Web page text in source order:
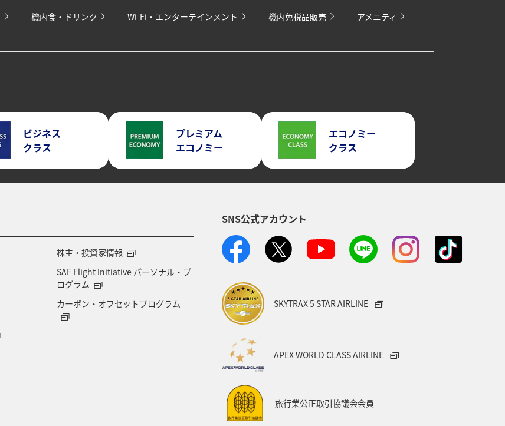
機内食・ドリンク Wi-Fi・エンターテインメント 機内免税品販売 アメニティ
ビジネス
クラス
プレミアム
エコノミー
エコノミー
クラス
株主・投資家情報
SAF Flight Initiative パーソナル・プ
ログラム
カーボン・オフセットプログラム
SNS公式アカウント
SKYTRAX 5 STAR AIRLINE
APEX WORLD CLASS AIRLINE
旅行業公正取引協議会会員